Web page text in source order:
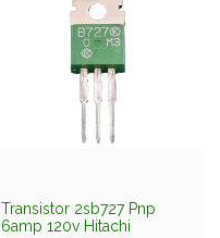
Transistor 2sb727 Pnp
6amp 120v Hitachi